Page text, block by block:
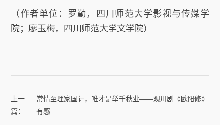
（作者单位：罗勤，四川师范大学影视与传媒学
院；廖玉梅，四川师范大学文学院）
上一
篇：
常情至理家国计，唯才是举千秋业——观川剧《欧阳修》
有感